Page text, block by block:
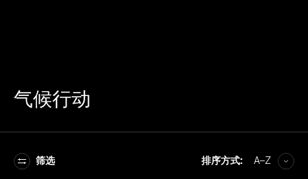
气候行动
筛选 排序方式: A–Z